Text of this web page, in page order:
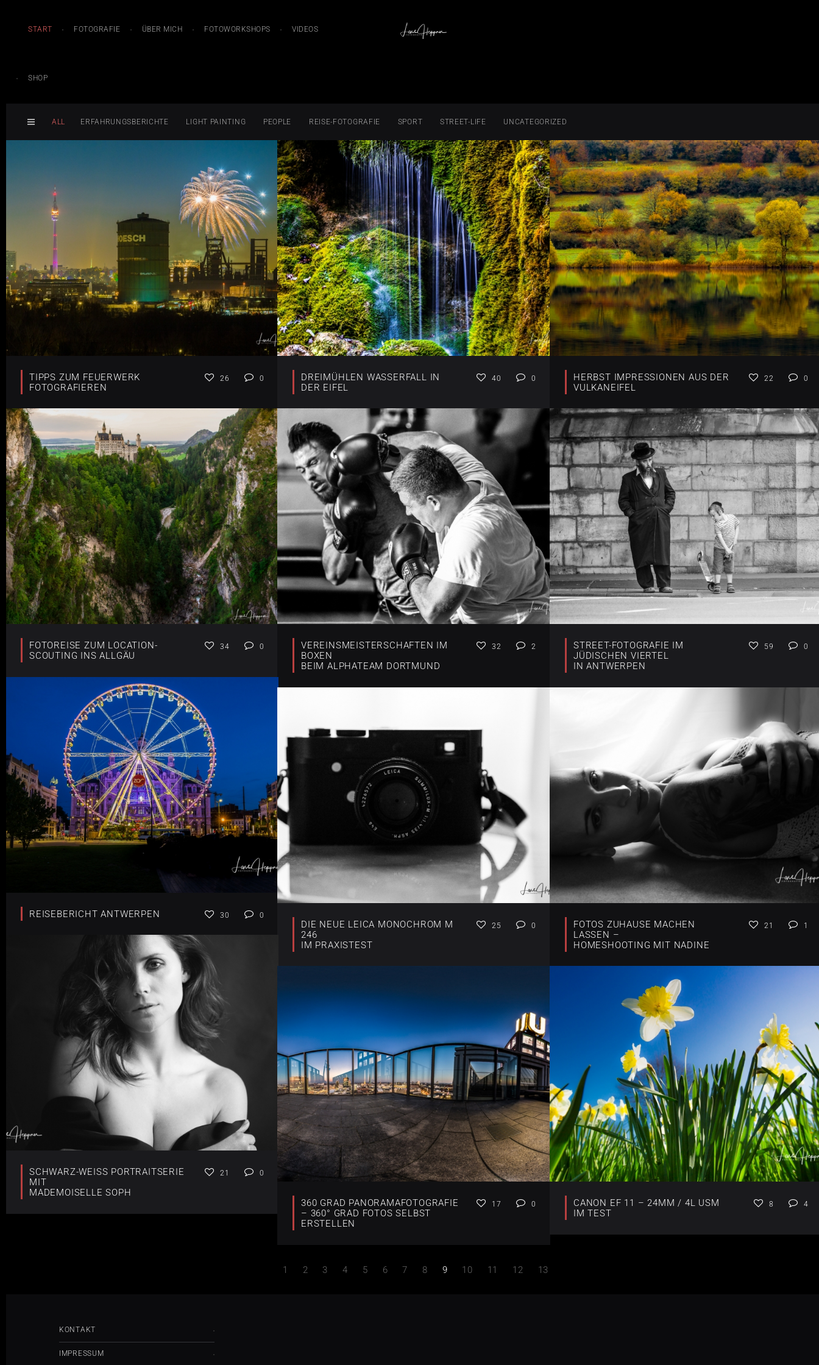
START FOTOGRAFIE ÜBER MICH FOTOWORKSHOPS VIDEOS
SHOP
ALL ERFAHRUNGSBERICHTE LIGHT PAINTING PEOPLE REISE-FOTOGRAFIE SPORT STREET-LIFE UNCATEGORIZED
TIPPS ZUM FEUERWERK
FOTOGRAFIEREN
26 0
DREIMÜHLEN WASSERFALL IN
DER EIFEL
40 0
HERBST IMPRESSIONEN AUS DER
VULKANEIFEL
22 0
FOTOREISE ZUM LOCATION-
SCOUTING INS ALLGÄU
34 0
VEREINSMEISTERSCHAFTEN IM
BOXEN
BEIM ALPHATEAM DORTMUND
32 2
STREET-FOTOGRAFIE IM
JÜDISCHEN VIERTEL
IN ANTWERPEN
59 0
REISEBERICHT ANTWERPEN 30 0
DIE NEUE LEICA MONOCHROM M
246
IM PRAXISTEST
25 0
FOTOS ZUHAUSE MACHEN
LASSEN –
HOMESHOOTING MIT NADINE
21 1
SCHWARZ-WEISS PORTRAITSERIE M
IT
MADEMOISELLE SOPH
21 0
360 GRAD PANORAMAFOTOGRAFIE
– 360° GRAD FOTOS SELBST
ERSTELLEN
17 0
CANON EF 11 – 24MM / 4L USM
IM TEST
8 4
1 2 3 4 5 6 7 8 9 10 11 12 13
KONTAKT
IMPRESSUM